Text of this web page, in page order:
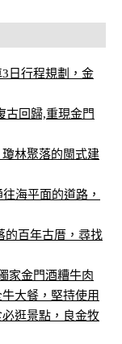
日行程規劃，金
古回歸,重現金門
林聚落的閩式建
海平面的道路，
的百年古厝，尋找
家金門酒糟牛肉
大餐，堅持使用
逛景點，良金牧